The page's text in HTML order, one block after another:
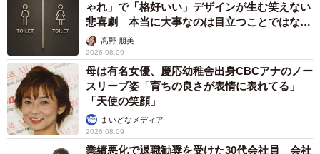
ゃれ」で「格好いい」デザインが生む笑えない
悲喜劇 本当に大事なのは目立つことではな
く…高野 朋美
2026.08.09
母は有名女優、慶応幼稚舎出身CBCアナのノー
スリーブ姿「育ちの良さが表情に表れてる」
「天使の笑顔」
まいどなメディア
2026.08.09
業績悪化で退職勧奨を受けた30代会社員 会社